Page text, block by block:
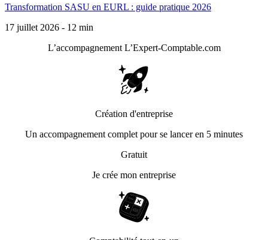
Transformation SASU en EURL : guide pratique 2026
17 juillet 2026 - 12 min
L’accompagnement L’Expert-Comptable.com
Création d'entreprise
Un accompagnement complet pour se lancer en 5 minutes
Gratuit
Je crée mon entreprise